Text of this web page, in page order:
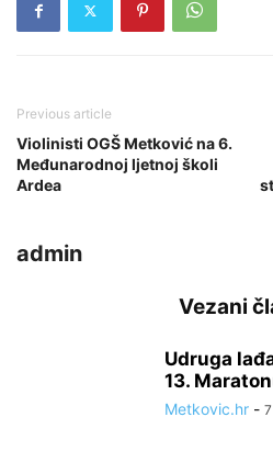
Previous article
Violinisti OGŠ Metković na 6.
Međunarodnoj ljetnoj školi
Ardea
admin
Vezani
Udruga
13.
Metkovic.hr -